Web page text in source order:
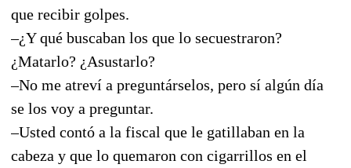
que recibir golpes.
–¿Y qué buscaban los que lo secuestraron?
¿Matarlo? ¿Asustarlo?
–No me atreví a preguntárselos, pero sí algún día
se los voy a preguntar.
–Usted contó a la fiscal que le gatillaban en la
cabeza y que lo quemaron con cigarrillos en el